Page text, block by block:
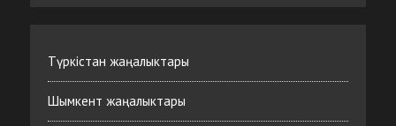
Түркістан жаңалыктары
Шымкент жаңалыктары